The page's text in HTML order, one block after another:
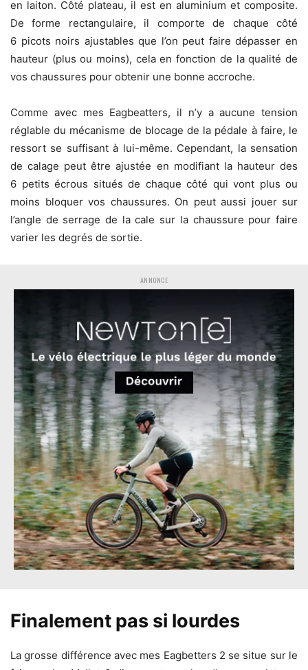
en laiton. Côté plateau, il est en aluminium et composite.
De forme rectangulaire, il comporte de chaque côté
6 picots noirs ajustables que l’on peut faire dépasser en
hauteur (plus ou moins), cela en fonction de la qualité de
vos chaussures pour obtenir une bonne accroche.
Comme avec mes Eagbeatters, il n’y a aucune tension
réglable du mécanisme de blocage de la pédale à faire, le
ressort se suffisant à lui-même. Cependant, la sensation
de calage peut être ajustée en modifiant la hauteur des
6 petits écrous situés de chaque côté qui vont plus ou
moins bloquer vos chaussures. On peut aussi jouer sur
l’angle de serrage de la cale sur la chaussure pour faire
varier les degrés de sortie.
ANNONCE
Finalement pas si lourdes
La grosse différence avec mes Eagbetters 2 se situe sur le